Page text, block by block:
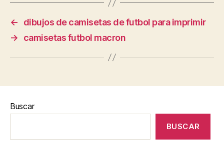
←
dibujos de camisetas de futbol para imprimir
→
camisetas futbol macron
Buscar
BUSCAR